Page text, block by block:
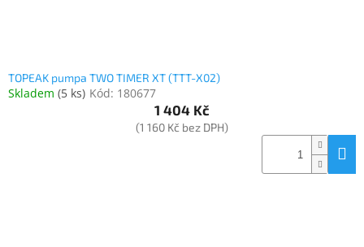
TOPEAK pumpa TWO TIMER XT (TTT-X02)
Skladem (5 ks) Kód: 180677
1 404 Kč
(1 160 Kč bez DPH)